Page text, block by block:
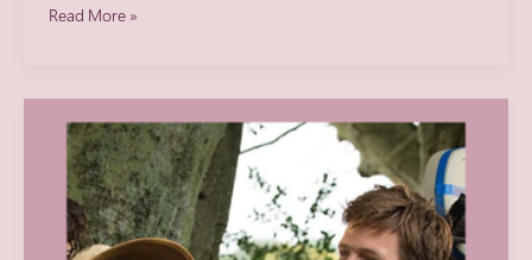
THOMAS
conceito
estético
Read More »